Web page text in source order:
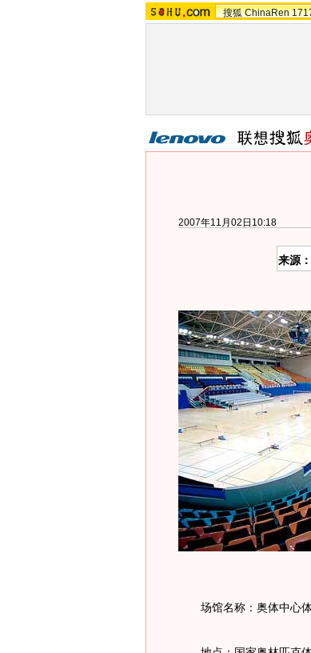
搜狐 ChinaRen
2007年11月02日10:18
来源
场馆名称：奥体中心